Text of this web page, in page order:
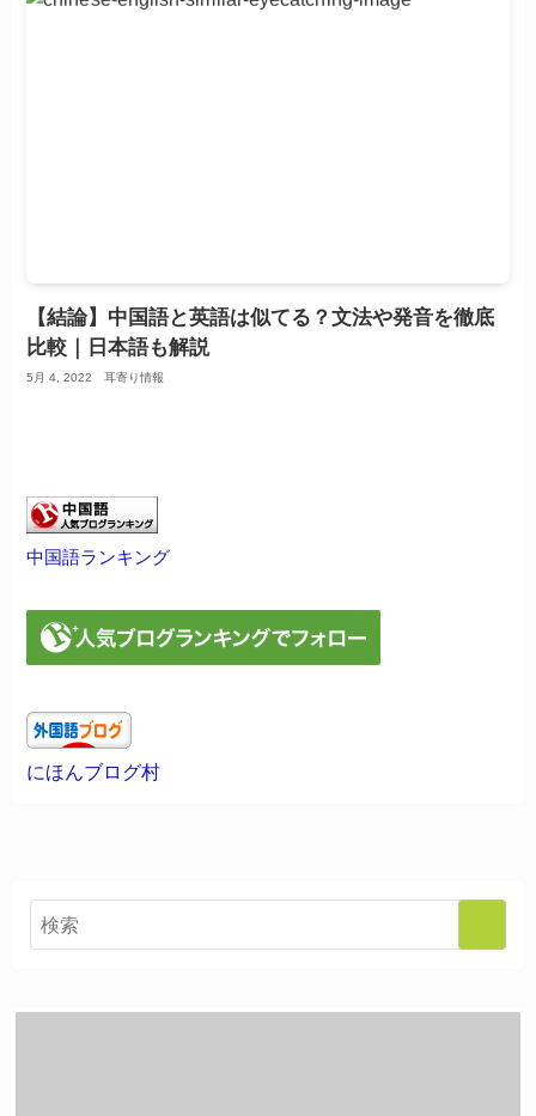
【結論】中国語と英語は似てる？文法や発音を徹底
比較｜日本語も解説
5月 4, 2022 耳寄り情報
中国語ランキング
にほんブログ村